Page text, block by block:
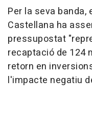
Per la seva banda,
Castellana ha
pressupostat
recaptació de 124
retorn en
l'impacte negatiu